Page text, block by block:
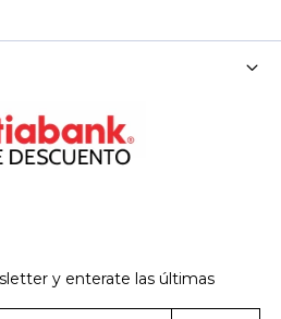
y enterate las últimas